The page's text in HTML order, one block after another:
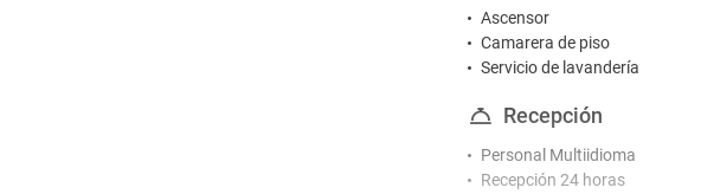
Ascensor
Camarera de piso
Servicio de lavandería
Recepción
Personal Multiidioma
Recepción 24 horas